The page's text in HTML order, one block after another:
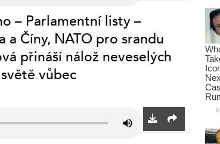
– Parlamentní listy –
a Číny, NATO pro srandu
přináší nálož neveselých
vůbec